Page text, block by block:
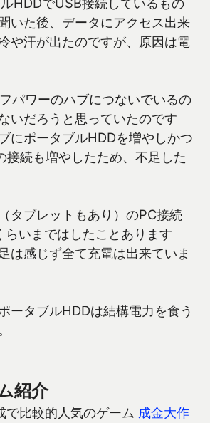
いた後、データにアクセス出来
や汗が出たのですが、原因は電
パワーのハブにつないでいるの
いだろうと思っていたのです
にポータブルHDDを増やしかつ
続も増やしたため、不足した
タブレットもあり）のPC接続
らいまではしたことあります
は感じず全て充電は出来ていま
ータブルHDDは結構電力を食う
紹介
比較的人気のゲーム 成金大作